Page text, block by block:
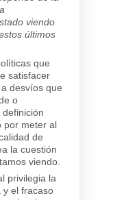
viendo
últimos
que
satisfacer
desvíos que
o
por meter al
de
la cuestión
viendo.
privilegia la
y el fracaso